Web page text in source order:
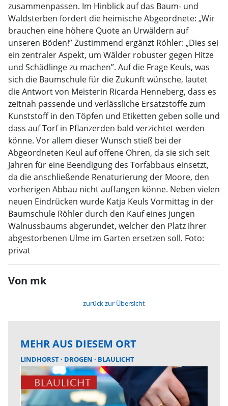
zusammenpassen. Im Hinblick auf das Baum- und
Waldsterben fordert die heimische Abgeordnete: „Wir
brauchen eine höhere Quote an Urwäldern auf
unseren Böden!” Zustimmend ergänzt Röhler: „Dies sei
ein zentraler Aspekt, um Wälder robuster gegen Hitze
und Schädlinge zu machen”. Auf die Frage Keuls, was
sich die Baumschule für die Zukunft wünsche, lautet
die Antwort von Meisterin Ricarda Henneberg, dass es
zeitnah passende und verlässliche Ersatzstoffe zum
Kunststoff in den Töpfen und Etiketten geben solle und
dass auf Torf in Pflanzerden bald verzichtet werden
könne. Vor allem dieser Wunsch stieß bei der
Abgeordneten Keul auf offene Ohren, da sie sich seit
Jahren für eine Beendigung des Torfabbaus einsetzt,
da die anschließende Renaturierung der Moore, den
vorherigen Abbau nicht auffangen könne. Neben vielen
neuen Eindrücken wurde Katja Keuls Vormittag in der
Baumschule Röhler durch den Kauf eines jungen
Walnussbaums abgerundet, welcher den Platz ihrer
abgestorbenen Ulme im Garten ersetzen soll. Foto:
privat
Von mk
zurück zur Übersicht
MEHR AUS DIESEM ORT
LINDHORST DROGEN BLAULICHT